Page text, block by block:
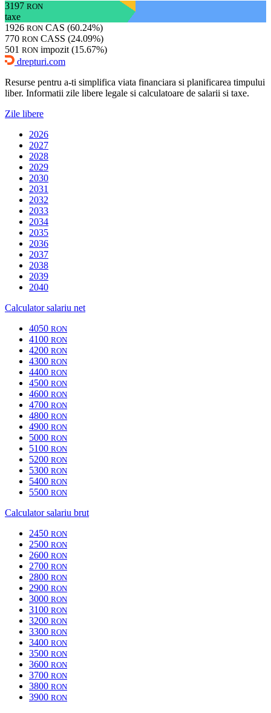
3197 RON
taxe
1926 RON CAS (60.24%)
770 RON CASS (24.09%)
501 RON impozit (15.67%)
drepturi.com
Resurse pentru a-ti simplifica viata financiara si planificarea timpului
liber. Informatii zile libere legale si calculatoare de salarii si taxe.
Zile libere
2026
2027
2028
2029
2030
2031
2032
2033
2034
2035
2036
2037
2038
2039
2040
Calculator salariu net
4050 RON
4100 RON
4200 RON
4300 RON
4400 RON
4500 RON
4600 RON
4700 RON
4800 RON
4900 RON
5000 RON
5100 RON
5200 RON
5300 RON
5400 RON
5500 RON
Calculator salariu brut
2450 RON
2500 RON
2600 RON
2700 RON
2800 RON
2900 RON
3000 RON
3100 RON
3200 RON
3300 RON
3400 RON
3500 RON
3600 RON
3700 RON
3800 RON
3900 RON